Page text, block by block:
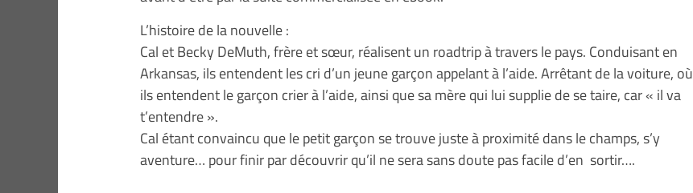
L’histoire de la nouvelle :
Cal et Becky DeMuth, frère et sœur, réalisent un roadtrip à travers le pays. Conduisant en
Arkansas, ils entendent les cri d’un jeune garçon appelant à l’aide. Arrêtant de la voiture, où
ils entendent le garçon crier à l’aide, ainsi que sa mère qui lui supplie de se taire, car « il va
t’entendre ».
Cal étant convaincu que le petit garçon se trouve juste à proximité dans le champs, s’y
aventure… pour finir par découvrir qu’il ne sera sans doute pas facile d’en sortir….